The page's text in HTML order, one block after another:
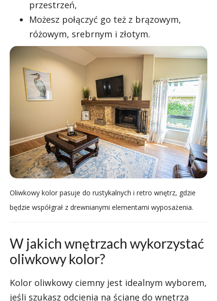
przestrzeń,
Możesz połączyć go też z brązowym,
różowym, srebrnym i złotym.
Oliwkowy kolor pasuje do rustykalnych i retro wnętrz, gdzie
będzie współgrał z drewnianymi elementami wyposażenia.
W jakich wnętrzach wykorzystać
oliwkowy kolor?
Kolor oliwkowy ciemny jest idealnym wyborem,
jeśli szukasz odcienia na ścianę do wnętrza